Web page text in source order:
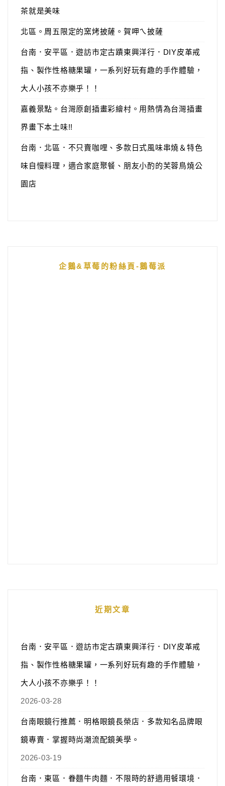
茶就是美味
北區。周五限定的窯烤披薩。賀呷ㄟ披薩
台南．安平區．遊訪市定古蹟東興洋行．DIY皮革戒
指、製作性格糖果罐，一系列好玩有趣的手作體驗，
大人小孩不亦樂乎！！
嘉義景點。台灣原創插畫彩繪村。用熱情為台灣插畫
界畫下本土味!!
台南．北區．不只賣咖哩、多款日式風味串燒＆特色
味自慢料理，適合家庭聚餐、朋友小酌的芙蓉鳥燒公
園店
企鵝&草莓的粉絲頁-鵝莓派
近期文章
台南．安平區．遊訪市定古蹟東興洋行．DIY皮革戒
指、製作性格糖果罐，一系列好玩有趣的手作體驗，
大人小孩不亦樂乎！！
2026-03-28
台南眼鏡行推薦．明格眼鏡長榮店．多款知名品牌眼
鏡專賣．掌握時尚潮流配鏡美學。
2026-03-19
台南．東區．眷麵牛肉麵．不限時的舒適用餐環境．